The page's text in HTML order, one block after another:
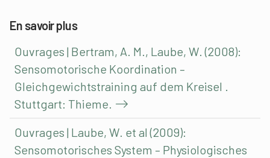
En savoir plus
Ouvrages | Bertram, A. M., Laube, W. (2008):
Sensomotorische Koordination –
Gleichgewichtstraining auf dem Kreisel .
Stuttgart: Thieme.
Ouvrages | Laube, W. et al (2009):
Sensomotorisches System – Physiologisches